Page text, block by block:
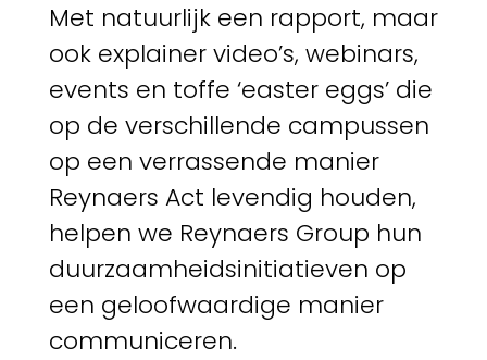
Met natuurlijk een rapport, maar
ook explainer video’s, webinars,
events en toffe ‘easter eggs’ die
op de verschillende campussen
op een verrassende manier
Reynaers Act levendig houden,
helpen we Reynaers Group hun
duurzaamheidsinitiatieven op
een geloofwaardige manier
communiceren.